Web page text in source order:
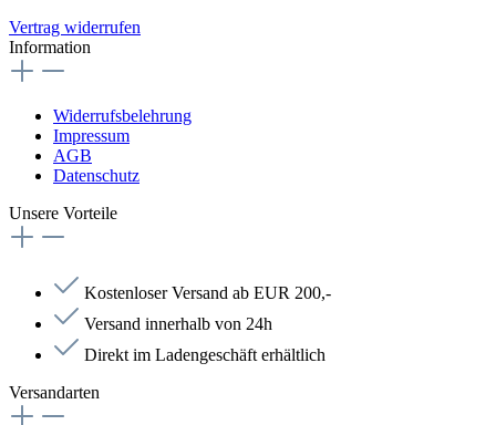
Vertrag widerrufen
Information
Widerrufsbelehrung
Impressum
AGB
Datenschutz
Unsere Vorteile
Kostenloser Versand ab EUR 200,-
Versand innerhalb von 24h
Direkt im Ladengeschäft erhältlich
Versandarten